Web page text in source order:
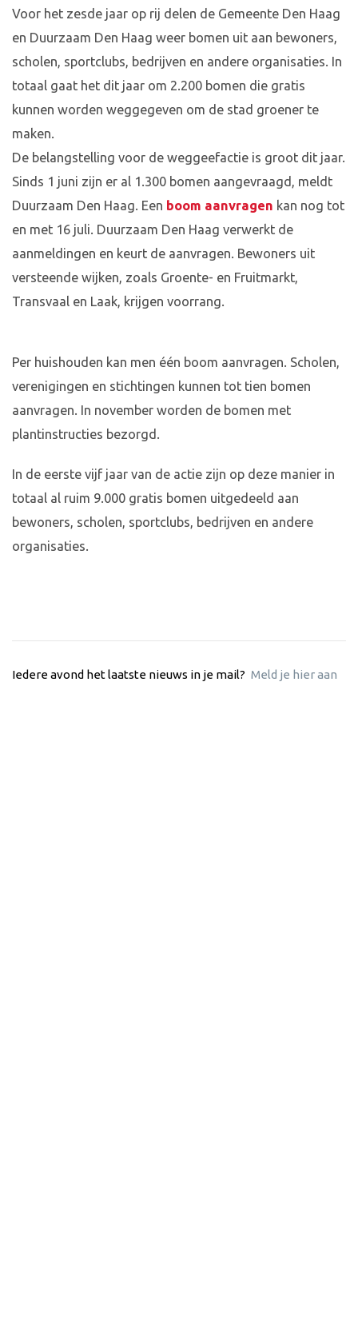
Voor het zesde jaar op rij delen de Gemeente Den Haag
en Duurzaam Den Haag weer bomen uit aan bewoners,
scholen, sportclubs, bedrijven en andere organisaties. In
totaal gaat het dit jaar om 2.200 bomen die gratis
kunnen worden weggegeven om de stad groener te
maken.
De belangstelling voor de weggeefactie is groot dit jaar.
Sinds 1 juni zijn er al 1.300 bomen aangevraagd, meldt
Duurzaam Den Haag. Een boom aanvragen kan nog tot
en met 16 juli. Duurzaam Den Haag verwerkt de
aanmeldingen en keurt de aanvragen. Bewoners uit
versteende wijken, zoals Groente- en Fruitmarkt,
Transvaal en Laak, krijgen voorrang.
Per huishouden kan men één boom aanvragen. Scholen,
verenigingen en stichtingen kunnen tot tien bomen
aanvragen. In november worden de bomen met
plantinstructies bezorgd.
In de eerste vijf jaar van de actie zijn op deze manier in
totaal al ruim 9.000 gratis bomen uitgedeeld aan
bewoners, scholen, sportclubs, bedrijven en andere
organisaties.
Iedere avond het laatste nieuws in je mail? Meld je hier aan